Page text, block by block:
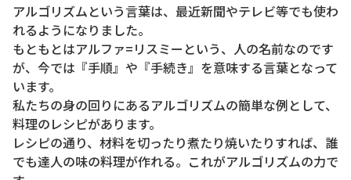
アルゴリズムという言葉は、最近新聞やテレビ等でも使わ
れるようになりました。
もともとはアルファ=リスミーという、人の名前なのです
が、今では『手順』や『手続き』を意味する言葉となって
います。
私たちの身の回りにあるアルゴリズムの簡単な例として、
料理のレシピがあります。
レシピの通り、材料を切ったり煮たり焼いたりすれば、誰
でも達人の味の料理が作れる。これがアルゴリズムの力で